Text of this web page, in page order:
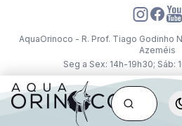
AquaOrinoco - R. Prof. Tiago Godinho
Azeméis
Seg a Sex: 14h-19h30; Sáb: